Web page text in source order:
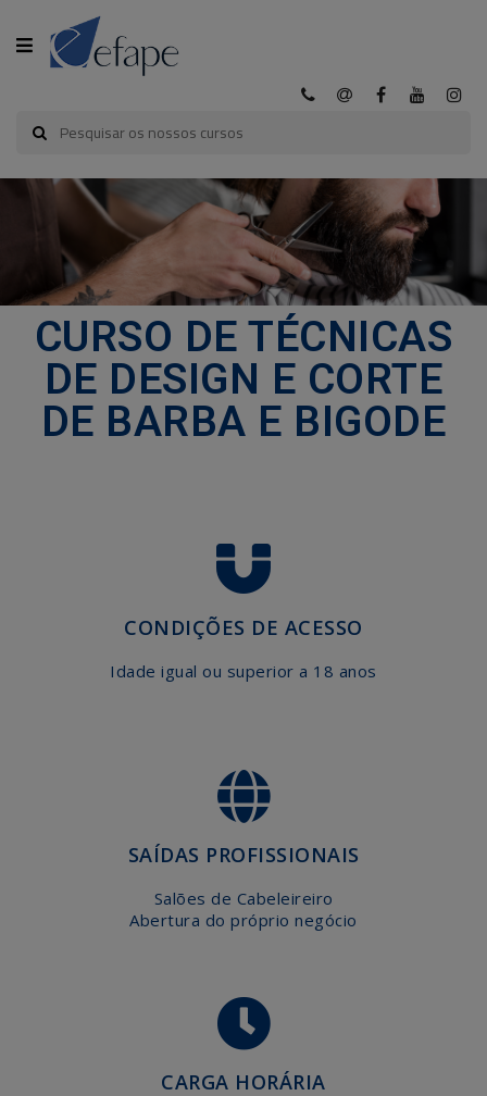
CATEGORIA
INÍCIO
EFAPE
CURSOS
EFAPE
CURSOS
LEARNING
CURSO DE TÉCNICAS
DE DESIGN E CORTE
DE BARBA E BIGODE
CONDIÇÕES DE ACESSO
Idade igual ou superior a 18 anos
SAÍDAS PROFISSIONAIS
Salões de Cabeleireiro
Abertura do próprio negócio
CARGA HORÁRIA